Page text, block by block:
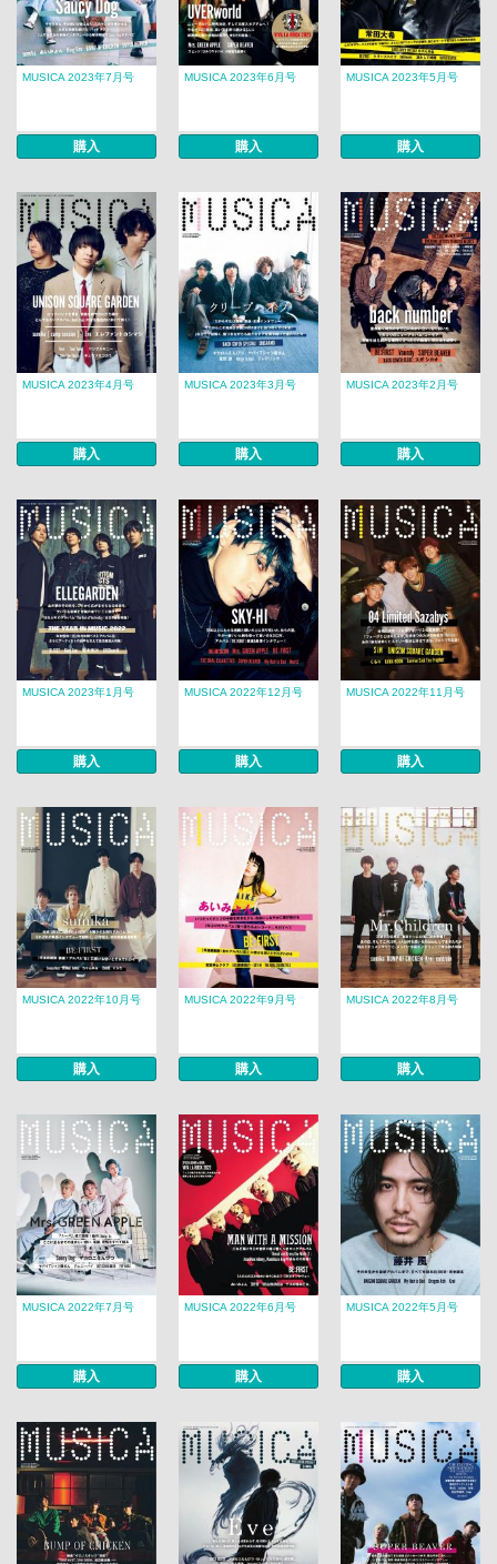
MUSICA 2023年7月号
購入
MUSICA 2023年6月号
購入
MUSICA 2023年5月号
購入
MUSICA 2023年4月号
購入
MUSICA 2023年3月号
購入
MUSICA 2023年2月号
購入
MUSICA 2023年1月号
購入
MUSICA 2022年12月号
購入
MUSICA 2022年11月号
購入
MUSICA 2022年10月号
購入
MUSICA 2022年9月号
購入
MUSICA 2022年8月号
購入
MUSICA 2022年7月号
購入
MUSICA 2022年6月号
購入
MUSICA 2022年5月号
購入